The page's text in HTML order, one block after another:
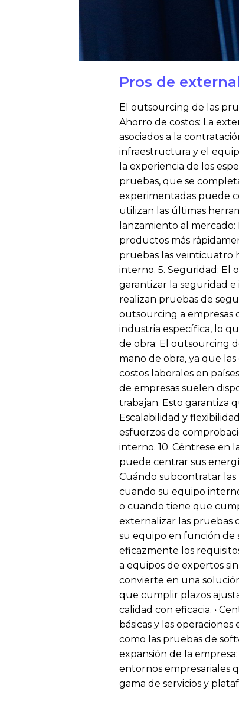
Pros de
El outsourcing de las
Ahorro de costos: La
asociados a la
infraestructura y el
la experiencia de los
pruebas, que se
experimentadas puede
utilizan las últimas
lanzamiento al
productos más
pruebas las veinticuatro
interno. 5. Seguridad: El
garantizar la seguridad
realizan pruebas de
outsourcing a empresas
industria específica, lo
de obra: El outsourcing
mano de obra, ya que
costos laborales en
de empresas suelen
trabajan. Esto garantiza
Escalabilidad y
esfuerzos de
interno. 10. Céntrese en
puede centrar sus
Cuándo subcontratar
cuando su equipo
o cuando tiene que
externalizar las pruebas
su equipo en función de
eficazmente los
a equipos de expertos
convierte en una
que cumplir plazos
calidad con eficacia. •
básicas y las
como las pruebas de
expansión de la
entornos empresariales
gama de servicios y